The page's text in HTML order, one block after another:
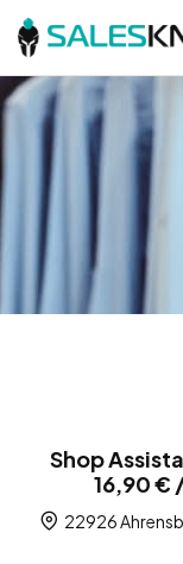
Shop
16,90 €
22926